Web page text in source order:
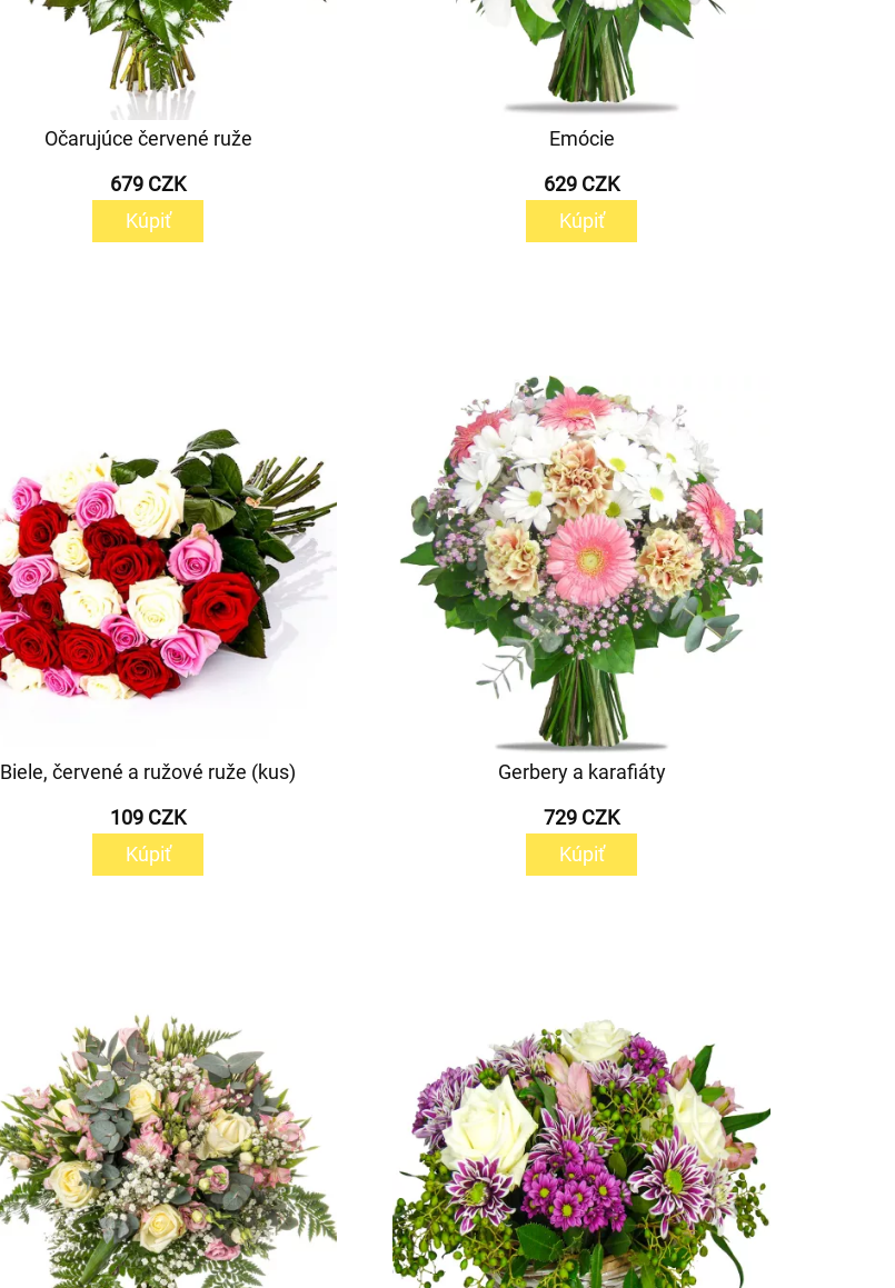
Očarujúce červené ruže
679 CZK
Kúpiť
Emócie
629 CZK
Kúpiť
Biele, červené a ružové ruže (kus)
109 CZK
Kúpiť
Gerbery a karafiáty
729 CZK
Kúpiť